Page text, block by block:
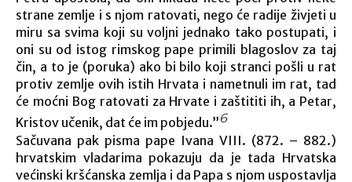
strane zemlje i s njom ratovati, nego će radije živjeti u
miru sa svima koji su voljni jednako tako postupati, i
oni su od istog rimskog pape primili blagoslov za taj
čin, a to je (poruka) ako bi bilo koji stranci pošli u rat
protiv zemlje ovih istih Hrvata i nametnuli im rat, tad
će moćni Bog ratovati za Hrvate i zaštititi ih, a Petar,
Kristov učenik, dat će im pobjedu.”6
Sačuvana pak pisma pape Ivana VIII. (872. – 882.)
hrvatskim vladarima pokazuju da je tada Hrvatska
većinski kršćanska zemlja i da Papa s njom uspostavlja